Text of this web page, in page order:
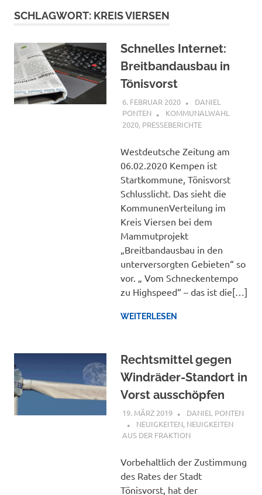
SCHLAGWORT: KREIS VIERSEN
Schnelles Internet:
Breitbandausbau in
Tönisvorst
6. FEBRUAR 2020
DANIEL
PONTEN
KOMMUNALWAHL
2020, PRESSEBERICHTE
Westdeutsche Zeitung am
06.02.2020 Kempen ist
Startkommune, Tönisvorst
Schlusslicht. Das sieht die
KommunenVerteilung im
Kreis Viersen bei dem
Mammutprojekt
„Breitbandausbau in den
unterversorgten Gebieten“ so
vor. „ Vom Schneckentempo
zu Highspeed“ – das ist die[…]
WEITERLESEN
Rechtsmittel gegen
Windräder-Standort in
Vorst ausschöpfen
19. MÄRZ 2019
DANIEL PONTEN
NEUIGKEITEN, NEUIGKEITEN
AUS DER FRAKTION
Vorbehaltlich der Zustimmung
des Rates der Stadt
Tönisvorst, hat der